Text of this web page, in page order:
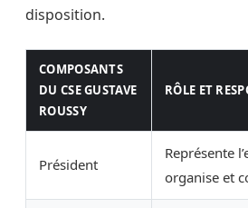
disposition.
COMPOSANTS
DU CSE GUSTAVE
ROUSSY
RÔLE ET
Président
Représente
organise et